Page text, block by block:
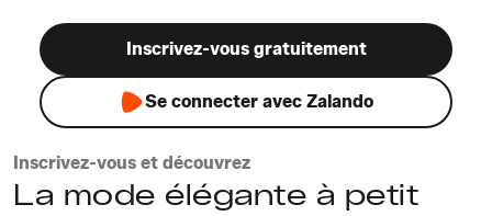
Inscrivez-vous gratuitement
Se connecter avec Zalando
Inscrivez-vous et découvrez
La mode élégante à petit